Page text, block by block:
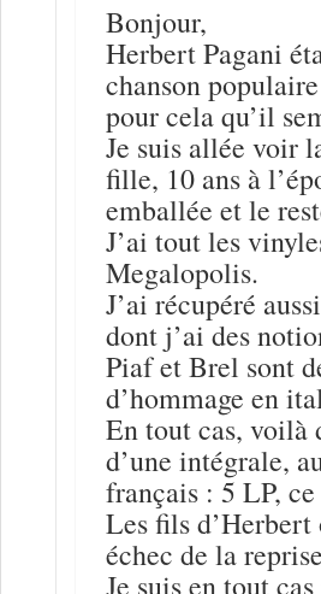
Bonjour,
Herbert Pagani
chanson
pour cela qu’il
Je suis allée voir
fille, 10 ans à
emballée et le
J’ai tout les
Megalopolis.
J’ai récupéré
dont j’ai des
Piaf et Brel sont
d’hommage en
En tout cas, voilà
d’une intégrale,
français : 5 LP,
Les fils
échec de la
Je suis en tout